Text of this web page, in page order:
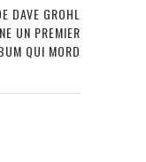
DAVE GROHL
UN PREMIER
QUI MORD